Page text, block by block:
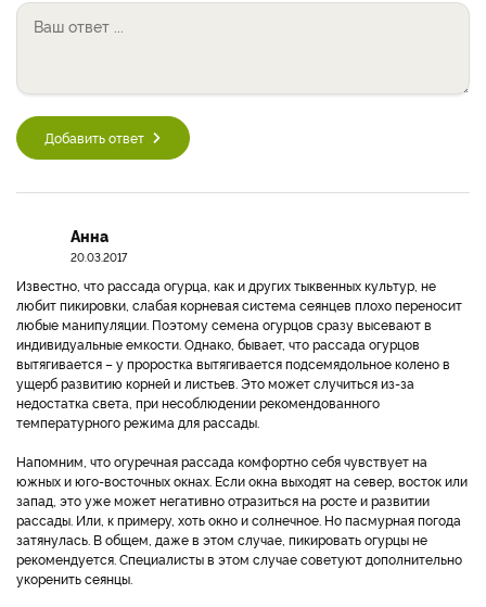
Добавить ответ
Анна
20.03.2017
Известно, что рассада огурца, как и других тыквенных культур, не
любит пикировки, слабая корневая система сеянцев плохо переносит
любые манипуляции. Поэтому семена огурцов сразу высевают в
индивидуальные емкости. Однако, бывает, что рассада огурцов
вытягивается – у проростка вытягивается подсемядольное колено в
ущерб развитию корней и листьев. Это может случиться из-за
недостатка света, при несоблюдении рекомендованного
температурного режима для рассады.
Напомним, что огуречная рассада комфортно себя чувствует на
южных и юго-восточных окнах. Если окна выходят на север, восток или
запад, это уже может негативно отразиться на росте и развитии
рассады. Или, к примеру, хоть окно и солнечное. Но пасмурная погода
затянулась. В общем, даже в этом случае, пикировать огурцы не
рекомендуется. Специалисты в этом случае советуют дополнительно
укоренить сеянцы.